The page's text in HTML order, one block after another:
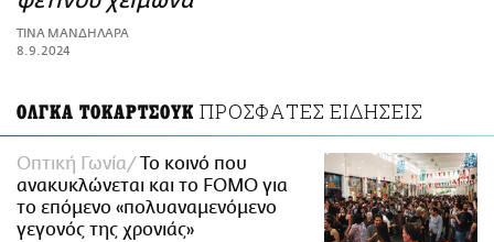
ΑΜΠΑ
PRINT
ΤΙΝΑ ΜΑΝΔΗΛΑΡΑ
8.9.2024
ΟΛΓΚΑ ΤΟΚΑΡΤΣΟΥΚ ΠΡΟΣΦΑΤΕΣ ΕΙΔΗΣΕΙΣ
Οπτική Γωνία
Το κοινό που
ανακυκλώνεται και το FOMO για
το επόμενο «πολυαναμενόμενο
γεγονός της χρονιάς»